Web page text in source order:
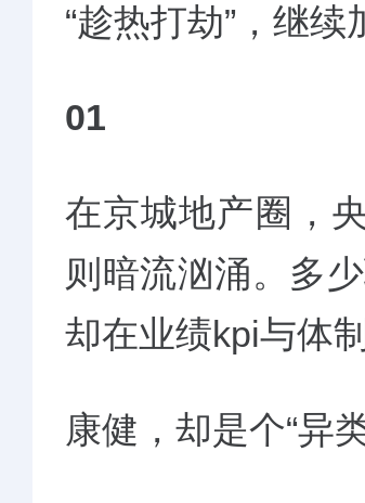
“趁热打劫”，继续
01
在京城地产圈，
则暗流汹涌。多
却在业绩kpi与体
康健，却是个“异类